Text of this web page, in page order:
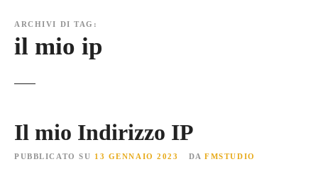
ARCHIVI DI TAG:
il mio ip
Il mio Indirizzo IP
PUBBLICATO SU 13 GENNAIO 2023 DA FMSTUDIO